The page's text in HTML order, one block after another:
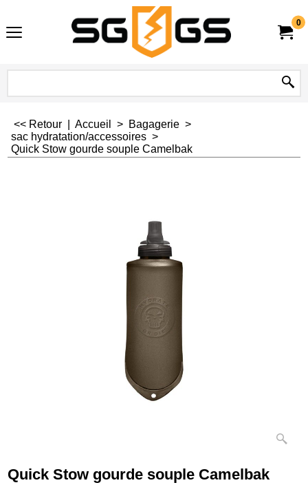
0
<< Retour Accueil > Bagagerie >
sac hydratation/accessoires >
Quick Stow gourde souple Camelbak
Quick Stow gourde souple Camelbak